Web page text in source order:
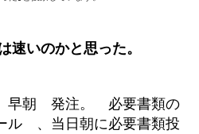
速いのかと思った。
早朝 発注。 必要書類の
ル 、当日朝に必要書類投